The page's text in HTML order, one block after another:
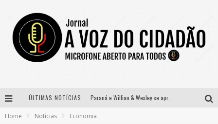
ÚLTIMAS NOTÍCIAS Paraná e Willian & Wesley se apresentam no Carretão Trevo Contagem nesta sexta-feira
Home Notícias Economia